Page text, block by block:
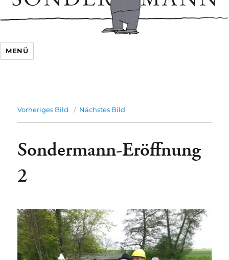
Tage
Sondermann e.V.
MENÜ
Vorheriges Bild Nächstes Bild
Sondermann-Eröffnung
2